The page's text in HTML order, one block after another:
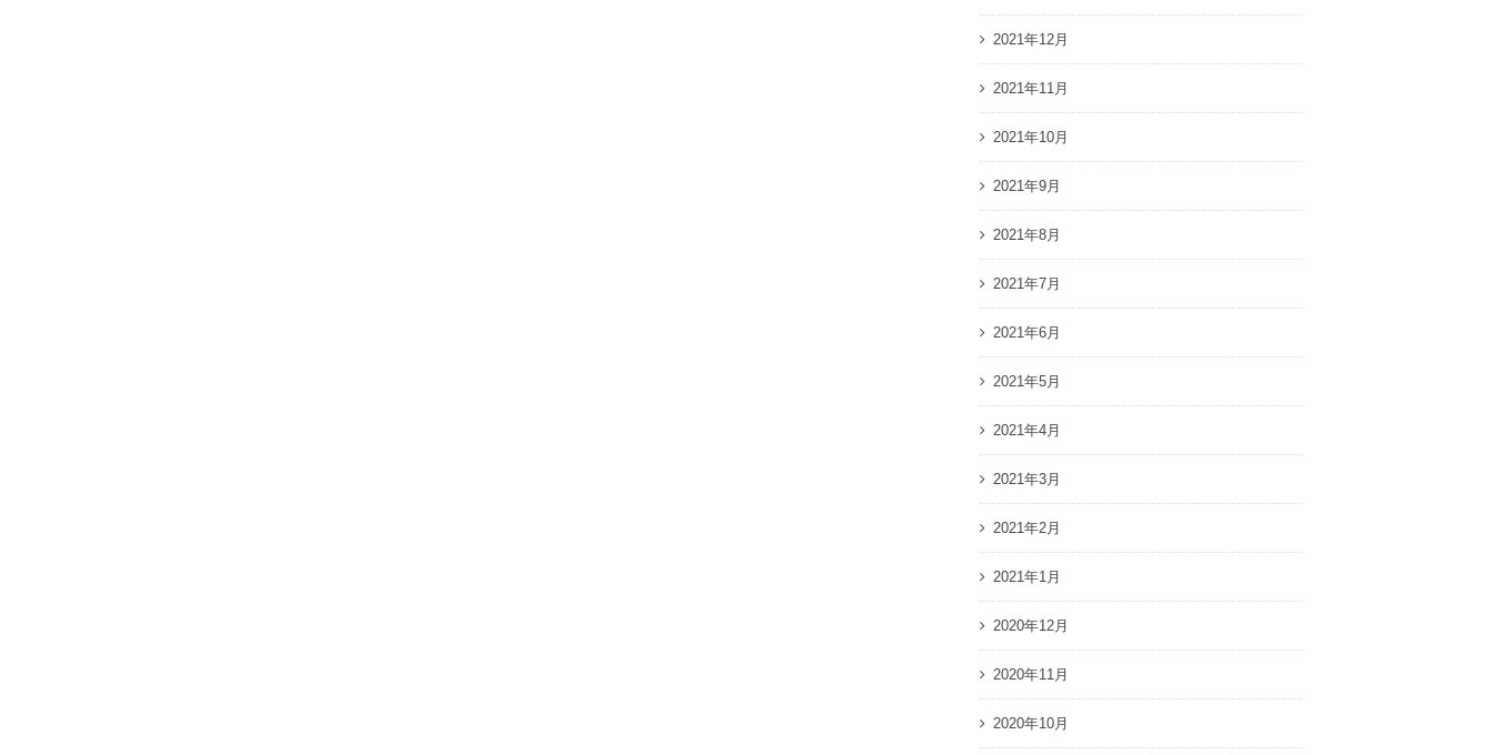
2021年12月
2021年11月
2021年10月
2021年9月
2021年8月
2021年7月
2021年6月
2021年5月
2021年4月
2021年3月
2021年2月
2021年1月
2020年12月
2020年11月
2020年10月